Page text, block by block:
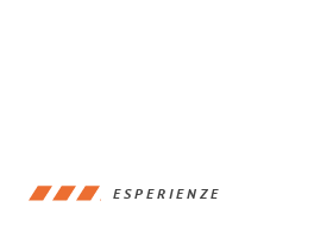
ESPERIENZE